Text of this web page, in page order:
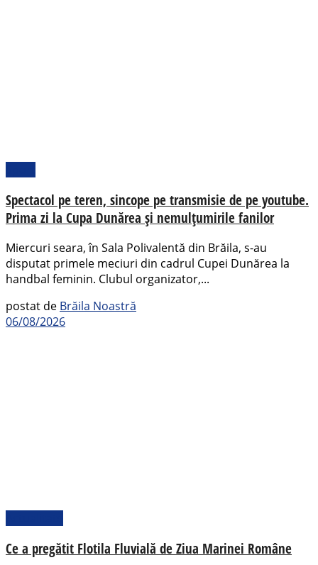
Spectacol pe teren, sincope pe transmisie de pe youtube.
Prima zi la Cupa Dunărea și nemulțumirile fanilor
Miercuri seara, în Sala Polivalentă din Brăila, s-au
disputat primele meciuri din cadrul Cupei Dunărea la
handbal feminin. Clubul organizator,...
postat de Brăila Noastră
06/08/2026
Ce a pregătit Flotila Fluvială de Ziua Marinei Române